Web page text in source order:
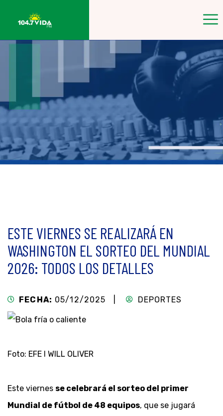
ESTE VIERNES SE REALIZARÁ EN
WASHINGTON EL SORTEO DEL MUNDIAL
2026: TODOS LOS DETALLES
FECHA: 05/12/2025 | DEPORTES
Foto: EFE l WILL OLIVER
Este viernes se celebrará el sorteo del primer
Mundial de fútbol de 48 equipos, que se jugará